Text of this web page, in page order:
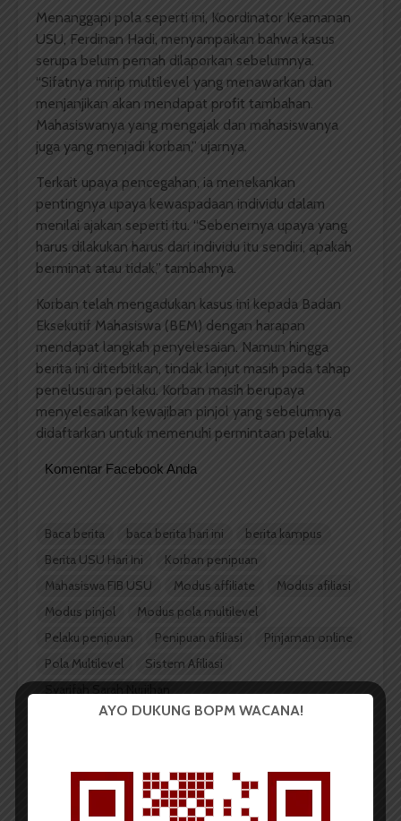
Menanggapi pola seperti ini, Koordinator Keamanan
USU, Ferdinan Hadi, menyampaikan bahwa kasus
serupa belum pernah dilaporkan sebelumnya.
“Sifatnya mirip multilevel yang menawarkan dan
menjanjikan akan mendapat profit tambahan.
Mahasiswanya yang mengajak dan mahasiswanya
juga yang menjadi korban,” ujarnya.
Terkait upaya pencegahan, ia menekankan
pentingnya upaya kewaspadaan individu dalam
menilai ajakan seperti itu. “Sebenernya upaya yang
harus dilakukan harus dari individu itu sendiri, apakah
berminat atau tidak,” tambahnya.
Korban telah mengadukan kasus ini kepada Badan
Eksekutif Mahasiswa (BEM) dengan harapan
mendapat langkah penyelesaian. Namun hingga
berita ini diterbitkan, tindak lanjut masih pada tahap
penelusuran pelaku. Korban masih berupaya
menyelesaikan kewajiban pinjol yang sebelumnya
didaftarkan untuk memenuhi permintaan pelaku.
Komentar Facebook Anda
Baca berita baca berita hari ini
berita kampus
Berita USU Hari Ini
Korban penipuan
Mahasiswa FIB USU
Modus affiliate
Modus afiliasi
Modus pinjol
Modus pola multilevel
Pelaku penipuan
Penipuan afiliasi
Pinjaman online
Pola Multilevel
Sistem Afiliasi
AYO DUKUNG BOPM WACANA!